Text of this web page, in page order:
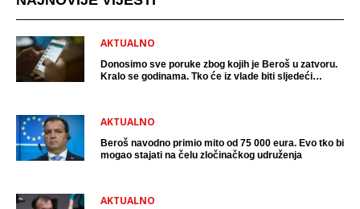
AKTUALNO
Donosimo sve poruke zbog kojih je Beroš u zatvoru.
Kralo se godinama. Tko će iz vlade biti sljedeći
AKTUALNO
Beroš navodno primio mito od 75 000 eura. Evo tko bi
mogao stajati na čelu zločinačkog udruženja
AKTUALNO